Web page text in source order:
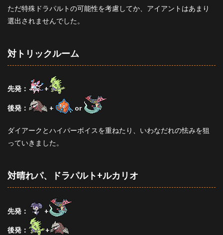
ただ特殊ドラパルトの可能性を考慮してか、アイアントはあまり
選出されませんでした。
対トリックルーム
先発： +
後発： + or
ダイアークとハイパーボイスを重ねたり、いわなだれの怯みを狙
っていきました。
対晴れパ、ドラパルト+ルカリオ
先発： +
後発： +